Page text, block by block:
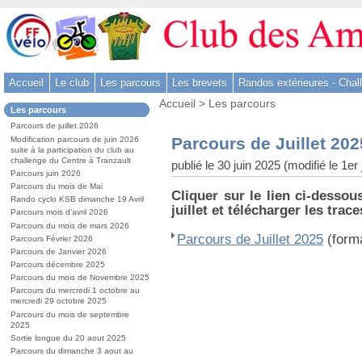
Aller
au
contenu
Aller
menu
-
Aller
à
la
recherche
Accueil Le club Les parcours Les brevets Randos extérieures -
Dans
la
rubrique
:
Les parcours
Parcours de juillet 2026
Modification parcours de juin 2026
suite à la participation du club au
challenge du Centre à Tranzault
Parcours juin 2026
Parcours du mois de Mai
Rando cyclo KSB dimanche 19 Avril
Parcours mois d’avril 2026
Parcours du mois de mars 2026
Parcours Février 2026
Parcours de Janvier 2026
Parcours décembre 2025
Parcours du mois de Novembre 2025
Parcours du mercredi 1 octobre au
mercredi 29 octobre 2025
Parcours du mois de septembre
2025
Sortie longue du 20 aout 2025
Parcours du dimanche 3 aout au
Vous
Accueil > Les parcours
Parcours de Juillet
publié le 30 juin 2025 (modifié le 1er
Cliquer sur le lien ci-
juillet et télécharger les
Parcours de Juillet 2025